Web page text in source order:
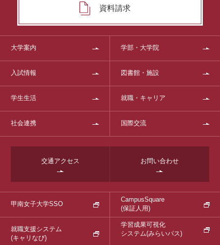
資料請求
大学案内 学部・大学院
入試情報 図書館・施設
学生生活 就職・キャリア
社会連携 国際交流
交通アクセス お問い合わせ
甲南女子大学SSO
CampusSquare
(保証人用)
就職支援システム
(キャリなび)
学習成果可視化
システム(みらいパス)